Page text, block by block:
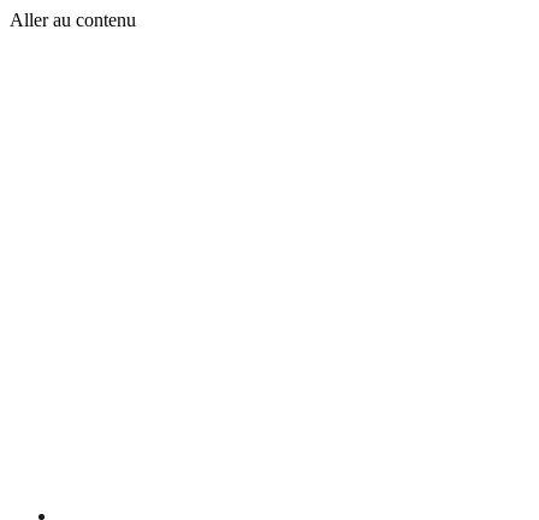
Aller au contenu